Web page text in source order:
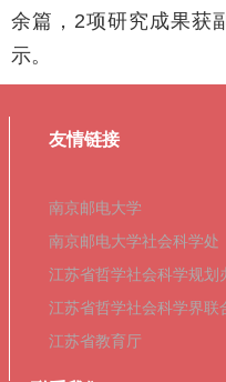
余篇， 2项研究成果获
示。
友情链接
南京邮电大学
南京邮电大学社会科学处
江苏省哲学社会科学规划
江苏省哲学社会科学界联
江苏省教育厅